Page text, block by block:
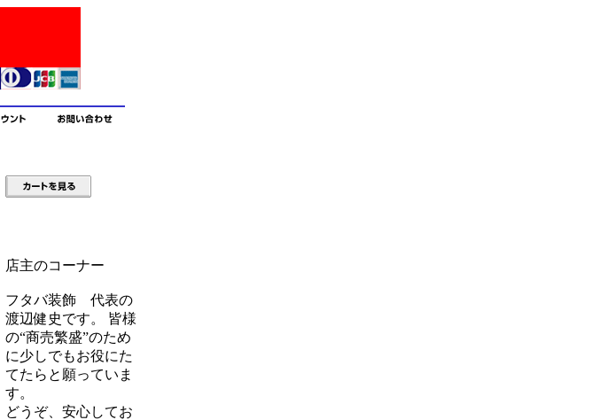
店主のコーナー
フタバ装飾 代表の
渡辺健史です。 皆様
の“商売繁盛”のため
に少しでもお役にた
てたらと願っていま
す。
どうぞ、安心してお